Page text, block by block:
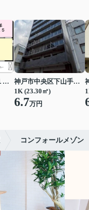
西宮市山口町中野１丁目
神戸市中央区下山手通７丁目
1K (23.30㎡)
6.7万円
コンフォールメゾン